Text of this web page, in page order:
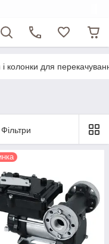
колонки для
Фільтри